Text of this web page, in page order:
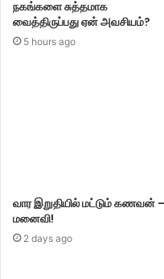
நகங்களை சுத்தமாக
வைத்திருப்பது ஏன் அவசியம்?
5 hours ago
வார இறுதியில் மட்டும் கணவன் –
மனைவி!
2 days ago